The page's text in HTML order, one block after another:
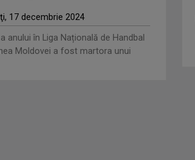
17 decembrie 2024
anului în Liga Națională de Handbal
Moldovei a fost martora unui